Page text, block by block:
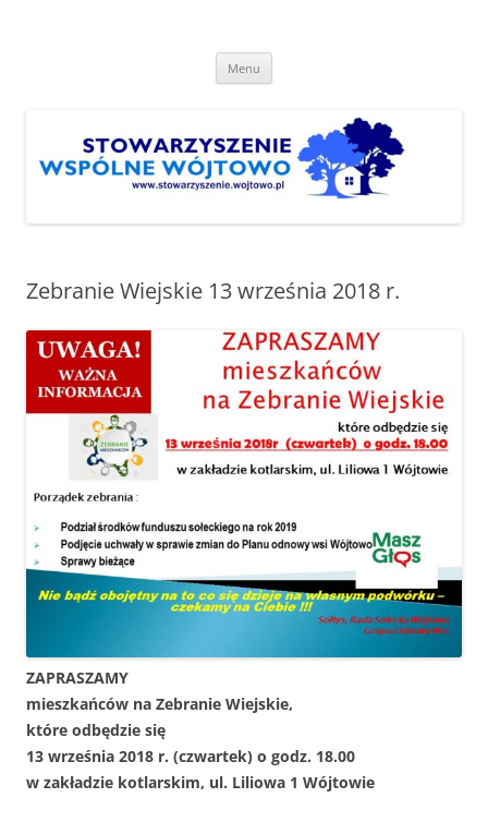
Wójtowo"
Menu
Zebranie Wiejskie 13 września 2018 r.
ZAPRASZAMY
mieszkańców na Zebranie Wiejskie,
które odbędzie się
13 września 2018 r. (czwartek) o godz. 18.00
w zakładzie kotlarskim, ul. Liliowa 1 Wójtowie